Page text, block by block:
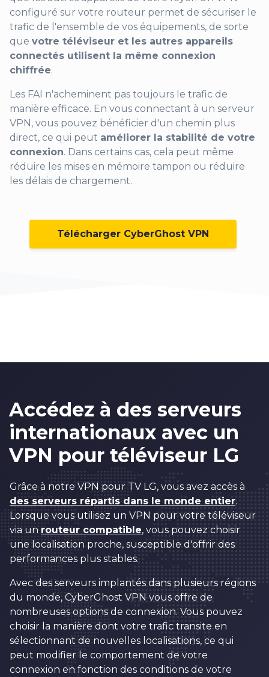
configuré sur votre routeur permet de sécuriser le
trafic de l'ensemble de vos équipements, de sorte
que votre téléviseur et les autres appareils
connectés utilisent la même connexion
chiffrée.
Les FAI n'acheminent pas toujours le trafic de
manière efficace. En vous connectant à un serveur
VPN, vous pouvez bénéficier d'un chemin plus
direct, ce qui peut améliorer la stabilité de votre
connexion. Dans certains cas, cela peut même
réduire les mises en mémoire tampon ou réduire
les délais de chargement.
Télécharger CyberGhost VPN
Accédez à des serveurs
internationaux avec un
VPN pour téléviseur LG
Grâce à notre VPN pour TV LG, vous avez accès à
des serveurs répartis dans le monde entier.
Lorsque vous utilisez un VPN pour votre téléviseur
via un routeur compatible, vous pouvez choisir
une localisation proche, susceptible d'offrir des
performances plus stables.
Avec des serveurs implantés dans plusieurs régions
du monde, CyberGhost VPN vous offre de
nombreuses options de connexion. Vous pouvez
choisir la manière dont votre trafic transite en
sélectionnant de nouvelles localisations, ce qui
peut modifier le comportement de votre
connexion en fonction des conditions de votre